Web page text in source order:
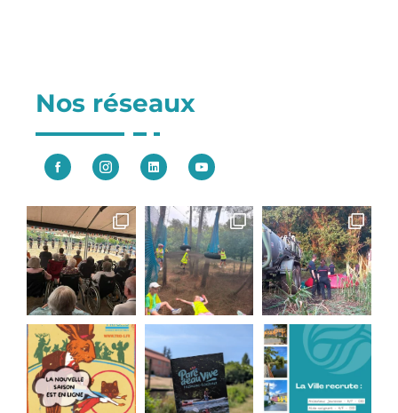
Nos réseaux